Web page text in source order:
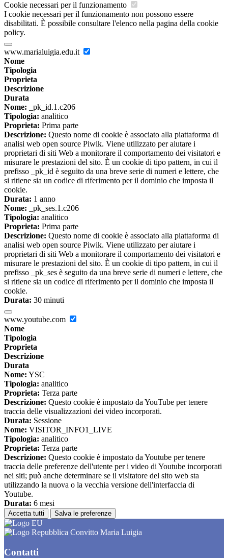
Cookie necessari per il funzionamento
I cookie necessari per il funzionamento non possono essere
disabilitati. È possibile consultare l'elenco nella pagina della cookie
policy.
www.marialuigia.edu.it
Nome
Tipologia
Proprieta
Descrizione
Durata
Nome: _pk_id.1.c206
Tipologia: analitico
Proprieta: Prima parte
Descrizione: Questo nome di cookie è associato alla piattaforma di
analisi web open source Piwik. Viene utilizzato per aiutare i
proprietari di siti Web a monitorare il comportamento dei visitatori e
misurare le prestazioni del sito. È un cookie di tipo pattern, in cui il
prefisso _pk_id è seguito da una breve serie di numeri e lettere, che
si ritiene sia un codice di riferimento per il dominio che imposta il
cookie.
Durata: 1 anno
Nome: _pk_ses.1.c206
Tipologia: analitico
Proprieta: Prima parte
Descrizione: Questo nome di cookie è associato alla piattaforma di
analisi web open source Piwik. Viene utilizzato per aiutare i
proprietari di siti Web a monitorare il comportamento dei visitatori e
misurare le prestazioni del sito. È un cookie di tipo pattern, in cui il
prefisso _pk_ses è seguito da una breve serie di numeri e lettere, che
si ritiene sia un codice di riferimento per il dominio che imposta il
cookie.
Durata: 30 minuti
www.youtube.com
Nome
Tipologia
Proprieta
Descrizione
Durata
Nome: YSC
Tipologia: analitico
Proprieta: Terza parte
Descrizione: Questo cookie è impostato da YouTube per tenere
traccia delle visualizzazioni dei video incorporati.
Durata: Sessione
Nome: VISITOR_INFO1_LIVE
Tipologia: analitico
Proprieta: Terza parte
Descrizione: Questo cookie è impostato da Youtube per tenere
traccia delle preferenze dell'utente per i video di Youtube incorporati
nei siti; può anche determinare se il visitatore del sito web sta
utilizzando la nuova o la vecchia versione dell'interfaccia di
Youtube.
Durata: 6 mesi
Accetta tutti Salva le preferenze
Convitto Maria Luigia
Contatti